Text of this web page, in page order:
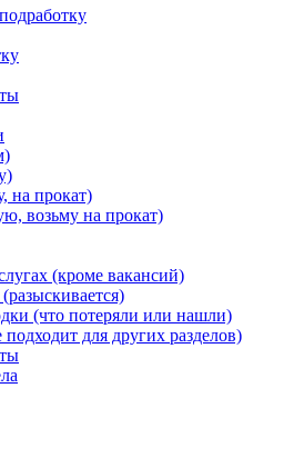
на прокат)
возьму на прокат)
(кроме вакансий)
(что потеряли или нашли)
подходит для других разделов)